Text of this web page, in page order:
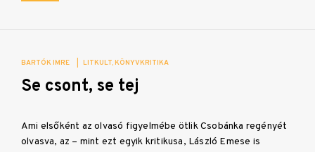
BARTÓK IMRE LITKULT KÖNYVKRITIKA
Se csont, se tej
Ami elsőként az olvasó figyelmébe ötlik Csobánka regényét
olvasva, az – mint ezt egyik kritikusa, László Emese is